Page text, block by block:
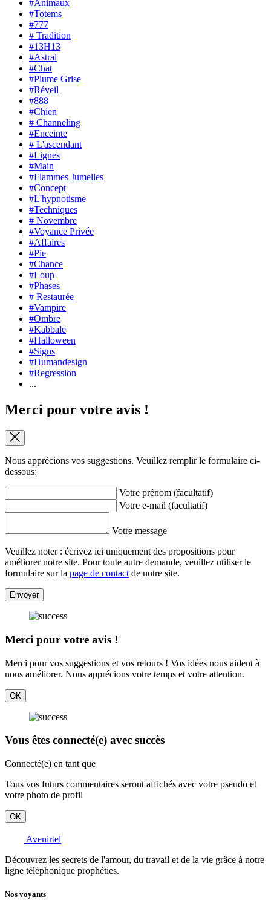
#Animaux
#Totems
#777
# Tradition
#13H13
#Astral
#Chat
#Plume Grise
#Réveil
#888
#Chien
# Channeling
#Enceinte
# L'ascendant
#Lignes
#Main
#Flammes Jumelles
#Concept
#L'hypnotisme
#Techniques
# Novembre
#Voyance Privée
#Affaires
#Pie
#Chance
#Loup
#Phases
# Restaurée
#Vampire
#Ombre
#Kabbale
#Halloween
#Signs
#Humandesign
#Regression
...
Merci pour votre avis !
Nous apprécions vos suggestions. Veuillez remplir le formulaire ci-
dessous:
Votre prénom (facultatif)
Votre e-mail (facultatif)
Votre message
Veuillez noter : écrivez ici uniquement des propositions pour
améliorer notre site. Pour toute autre demande, veuillez utiliser le
formulaire sur la page de contact de notre site.
Envoyer
Merci pour votre avis !
Merci pour vos suggestions et vos retours ! Vos idées nous aident à
nous améliorer. Nous apprécions votre temps et votre attention.
OK
Vous êtes connecté(e) avec succès
Connecté(e) en tant que
Tous vos futurs commentaires seront affichés avec votre pseudo et
votre photo de profil
OK
Avenirtel
Découvrez les secrets de l'amour, du travail et de la vie grâce à notre
ligne téléphonique prophéties.
Nos voyants